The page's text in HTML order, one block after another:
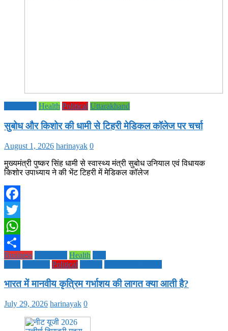
Health Political Uttarakhand
सुबोध और किशोर की धामी से टिहरी मेडिकल कॉलेज पर चर्चा
August 1, 2026 harinayak 0
मुख्यमंत्री पुष्कर सिंह धामी से स्वास्थ्य मंत्री सुबोध उनियाल एवं विधायक
किशोर उपाध्याय ने की भेंट टिहरी में मेडिकल कॉलेज
Facebook
Twitter
WhatsApp
Share
Business Health
Political
भारत में मानवीय कृत्रिम गर्भाशय की लागत क्या आती है?
July 29, 2026 harinayak 0